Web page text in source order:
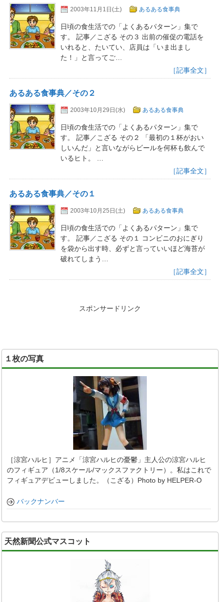
2003年11月1日(土) あるある食事典
日頃の食生活での「よくあるパターン」集で
す。 記事／こざる その３ 出前の催促の電話を
いれると、たいてい、店員は「いま出まし
た！」と言ってご…
［記事全文］
あるある食事典／その２
2003年10月29日(水) あるある食事典
日頃の食生活での「よくあるパターン」集で
す。 記事／こざる その２ 「最初の１杯がおい
しいんだ」と言いながらビールを何杯も飲んで
いるヒト。 …
［記事全文］
あるある食事典／その１
2003年10月25日(土) あるある食事典
日頃の食生活での「よくあるパターン」集で
す。 記事／こざる その１ コンビニのおにぎり
を袋から出す時、必ずと言っていいほど海苔が
破れてしまう…
［記事全文］
スポンサードリンク
１枚の写真
［涼宮ハルヒ］アニメ「涼宮ハルヒの憂鬱」主人公の涼宮ハルヒ
のフィギュア（1/8スケール/マックスファクトリー）。私はこれで
フィギュアデビューしました。（こざる）Photo by HELPER-O
バックナンバー
天然新聞公式マスコット